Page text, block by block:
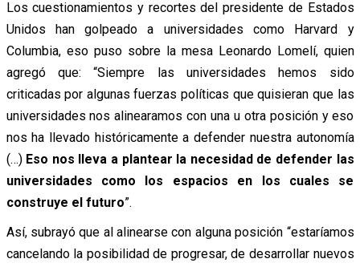
Los cuestionamientos y recortes del presidente de Estados
Unidos han golpeado a universidades como Harvard y
Columbia, eso puso sobre la mesa Leonardo Lomelí, quien
agregó que: “Siempre las universidades hemos sido
criticadas por algunas fuerzas políticas que quisieran que las
universidades nos alinearamos con una u otra posición y eso
nos ha llevado históricamente a defender nuestra autonomía
(…) Eso nos lleva a plantear la necesidad de defender las
universidades como los espacios en los cuales se
construye el futuro”.
Así, subrayó que al alinearse con alguna posición “estaríamos
cancelando la posibilidad de progresar, de desarrollar nuevos